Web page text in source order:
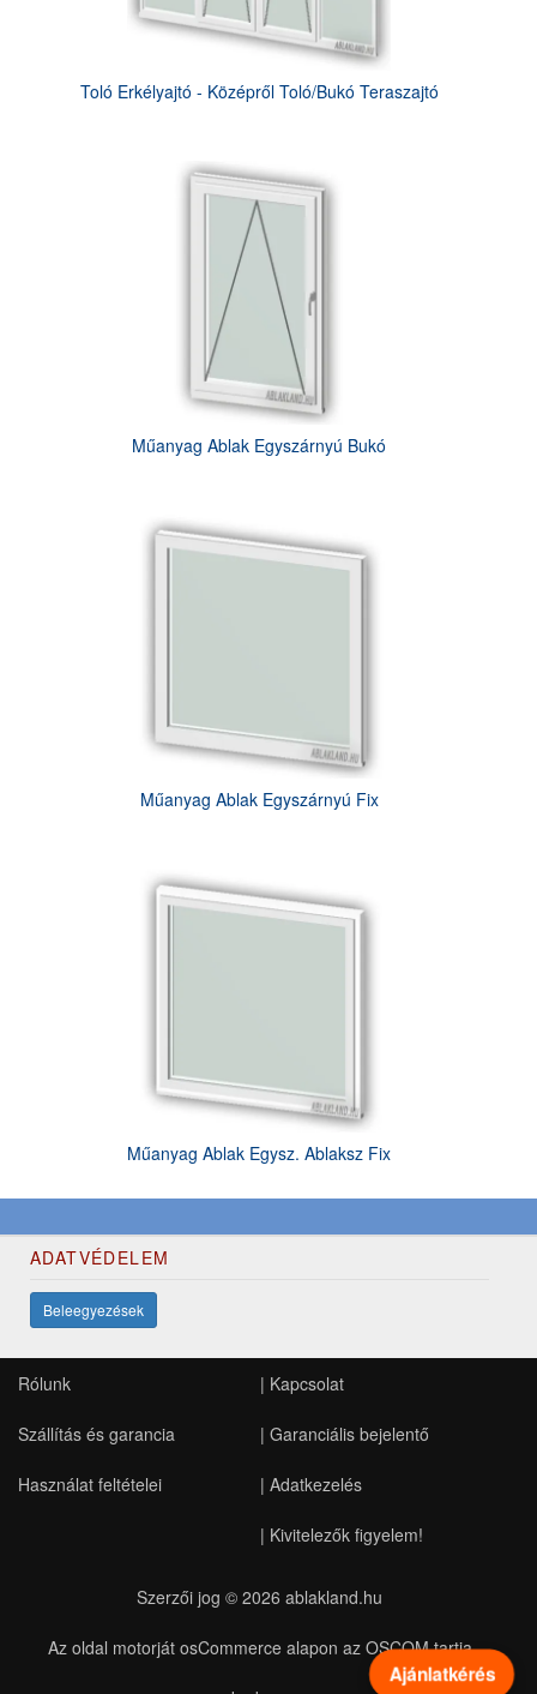
Toló Erkélyajtó - Középről Toló/Bukó Teraszajtó
Műanyag Ablak Egyszárnyú Bukó
Műanyag Ablak Egyszárnyú Fix
Műanyag Ablak Egysz. Ablaksz Fix
Ajánlatkérés
ADATVÉDELEM
Beleegyezések
Rólunk
Szállítás és garancia
Használat feltételei
| Kapcsolat
| Garanciális bejelentő
| Adatkezelés
| Kivitelezők figyelem!
Szerzői jog © 2026 ablakland.hu
Az oldal motorját osCommerce alapon az OSCOM tartja